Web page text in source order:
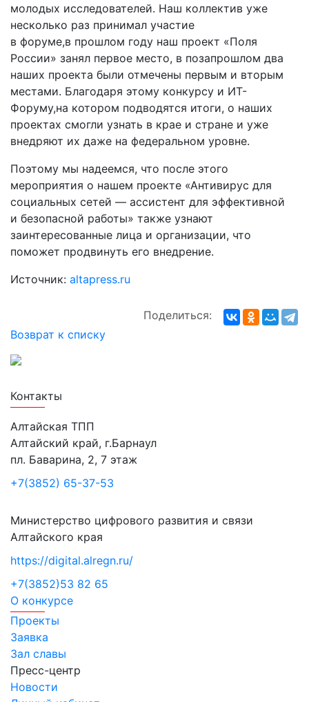
молодых исследователей. Наш коллектив уже
несколько раз принимал участие
в форуме,в прошлом году наш проект «Поля
России» занял первое место, в позапрошлом два
наших проекта были отмечены первым и вторым
местами. Благодаря этому конкурсу и ИТ-
Форуму,на котором подводятся итоги, о наших
проектах смогли узнать в крае и стране и уже
внедряют их даже на федеральном уровне.
Поэтому мы надеемся, что после этого
мероприятия о нашем проекте «Антивирус для
социальных сетей — ассистент для эффективной
и безопасной работы» также узнают
заинтересованные лица и организации, что
поможет продвинуть его внедрение.
Источник: altapress.ru
Поделиться:
Возврат к списку
Контакты
Алтайская ТПП
Алтайский край, г.Барнаул
пл. Баварина, 2, 7 этаж
+7(3852) 65-37-53
Министерство цифрового развития и связи
Алтайского края
https://digital.alregn.ru/
+7(3852)53 82 65
О конкурсе
Проекты
Заявка
Зал славы
Пресс-центр
Новости